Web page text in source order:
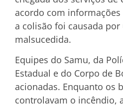
acordo com
a colisão foi causada
malsucedida.
Equipes do Samu, da
Estadual e do Corpo de
acionadas. Enquanto os
controlavam o incêndio,